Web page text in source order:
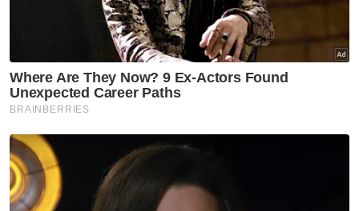
Masuk | Daftar VPoints:
Budak Dua Tahun Mati
Artikel Disyorkan